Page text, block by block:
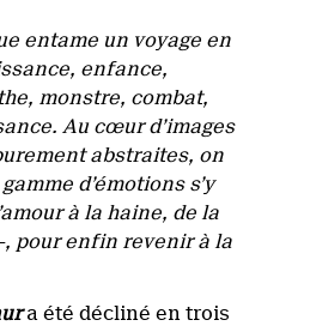
entame un voyage en
enfance,
monstre, combat,
Au cœur d’images
abstraites, on
d’émotions s’y
à la haine, de la
pour enfin revenir à la
a été décliné en trois